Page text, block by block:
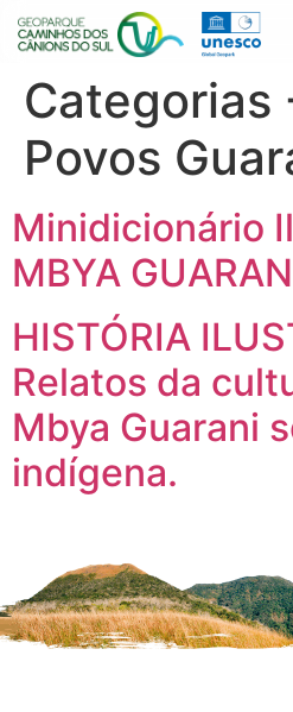
Categorias
Povos
Minidicionário
MBYA
HISTÓRIA
Relatos da
Mbya Guarani
indígena.